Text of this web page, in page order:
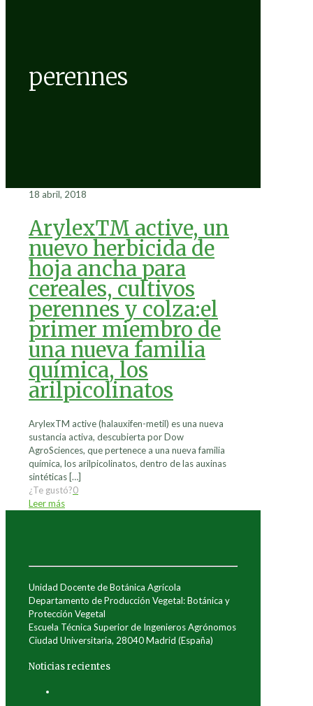
perennes
18 abril, 2018
ArylexTM active, un
nuevo herbicida de
hoja ancha para
cereales, cultivos
perennes y colza:el
primer miembro de
una nueva familia
química, los
arilpicolinatos
ArylexTM active (halauxifen-metil) es una nueva
sustancia activa, descubierta por Dow
AgroSciences, que pertenece a una nueva familia
química, los arilpicolinatos, dentro de las auxinas
sintéticas […]
¿Te gustó?0
Leer más
Unidad Docente de Botánica Agrícola
Departamento de Producción Vegetal: Botánica y
Protección Vegetal
Escuela Técnica Superior de Ingenieros Agrónomos
Ciudad Universitaria, 28040 Madrid (España)
Noticias recientes